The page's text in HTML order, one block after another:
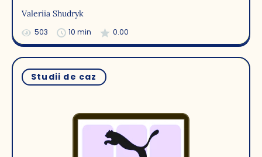
Valeriia Shudryk
503 10 min 0.00
Studii de caz